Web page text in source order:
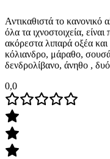
Αντικαθιστά το κανονικό
όλα τα ιχνοστοιχεία,
ακόρεστα λιπαρά οξέα
κόλιανδρο, μάραθο,
δενδρολίβανο, άνηθο ,
0,0